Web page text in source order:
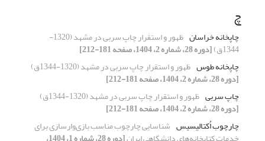
چ
چاپخانه خراسان ظهور و استقرار چاپ سربی در مشهد (1320-
1344ق)
[دوره 28، شماره 2، 1404، صفحه 181-212]
چاپخانه طوس ظهور و استقرار چاپ سربی در مشهد (1320-1344ق)
[دوره 28، شماره 2، 1404، صفحه 181-212]
چاپ سربی ظهور و استقرار چاپ سربی در مشهد (1320-1344ق)
[دوره 28، شماره 2، 1404، صفحه 181-212]
چارچوب اُکتالیسیس شناسایی چارچوب مناسب بازی‌وارسازی برای